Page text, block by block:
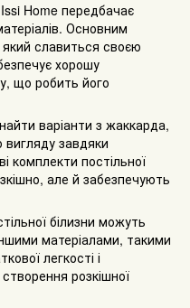
Home передбачає
Основним
славиться своєю
хорошу
що робить його
варіанти з жаккарда,
завдяки
комплекти постільної
але й забезпечують
білизни можуть
матеріалами, такими
легкості і
розкішної